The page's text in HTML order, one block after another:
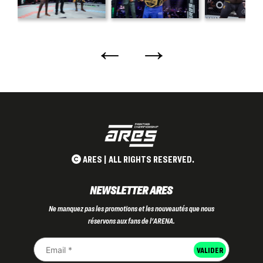
← →
ARES | ALL RIGHTS RESERVED.
NEWSLETTER ARES
Ne manquez pas les promotions et les nouveautés que nous
réservons aux fans de l'ARENA.